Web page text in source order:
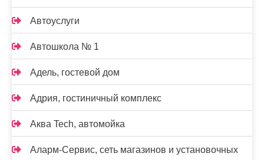
Автоуслуги
Автошкола № 1
Адель, гостевой дом
Адрия, гостиничный комплекс
Аква Tech, автомойка
Аларм-Сервис, сеть магазинов и установочных